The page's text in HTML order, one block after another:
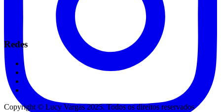
Redes
Copyright © Lucy Vargas 2025. Todos os direitos reservados